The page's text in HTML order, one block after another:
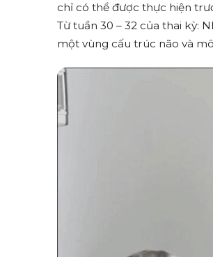
chỉ có thể được thực hiện
Từ tuần 30 – 32 của thai kỳ:
một vùng cấu trúc não và